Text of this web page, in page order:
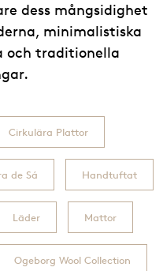
dess mångsidighet
minimalistiska
och traditionella
Cirkulära Plattor
de Sá Handtuftat
Läder Mattor
Ogeborg Wool Collection